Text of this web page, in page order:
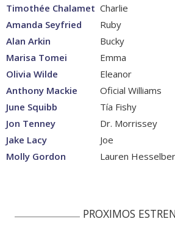
Timothée Chalamet Charlie
Amanda Seyfried
Ruby
Alan Arkin
Bucky
Marisa Tomei
Emma
Olivia Wilde
Eleanor
Anthony Mackie
Oficial Williams
June Squibb
Tía Fishy
Jon Tenney
Dr. Morrissey
Jake Lacy
Joe
Molly Gordon
Lauren
PROXIMOS